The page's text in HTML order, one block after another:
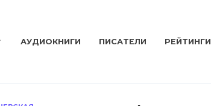
АУДИОКНИГИ ПИСАТЕЛИ РЕЙТИНГИ